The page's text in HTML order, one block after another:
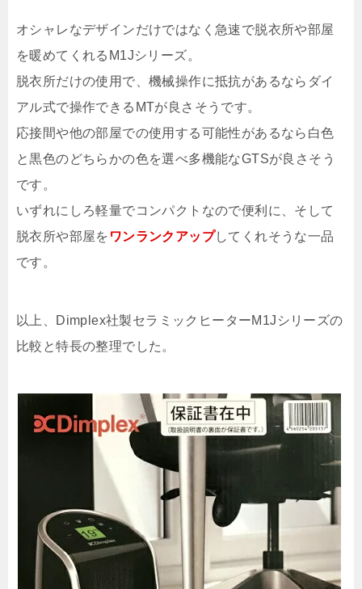
オシャレなデザインだけではなく急速で脱衣所や部屋
を暖めてくれるM1Jシリーズ。
脱衣所だけの使用で、機械操作に抵抗があるならダイ
アル式で操作できるMTが良さそうです。
応接間や他の部屋での使用する可能性があるなら白色
と黒色のどちらかの色を選べ多機能なGTSが良さそう
です。
いずれにしろ軽量でコンパクトなので便利に、そして
脱衣所や部屋を ワンランクアップしてくれそうな一品
です。
以上、Dimplex社製セラミックヒーターM1Jシリーズの
比較と特長の整理でした。